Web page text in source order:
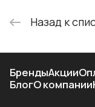
Назад к
БрендыАкции
БлогО компании